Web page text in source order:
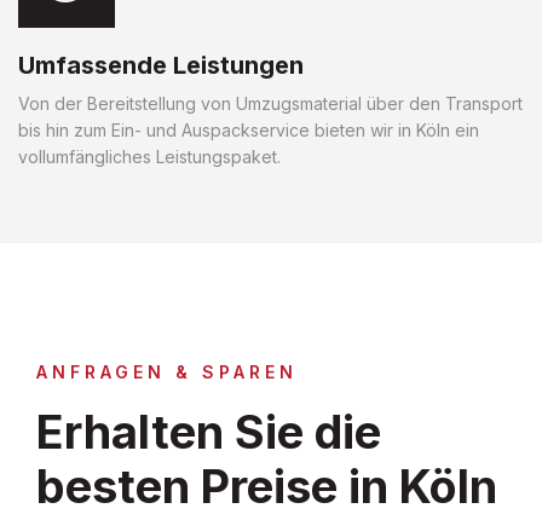
Umfassende Leistungen
Von der Bereitstellung von Umzugsmaterial über den Transport
bis hin zum Ein- und Auspackservice bieten wir in Köln ein
vollumfängliches Leistungspaket.
ANFRAGEN & SPAREN
Erhalten Sie die
besten Preise in Köln